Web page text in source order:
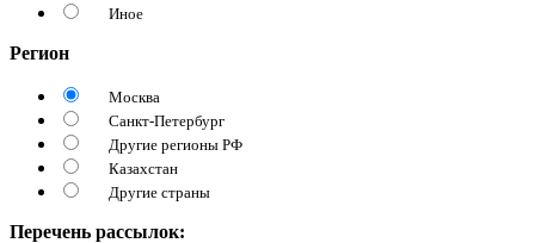
Иное
Регион
Москва
Санкт-Петербург
Другие регионы РФ
Казахстан
Другие страны
Перечень рассылок: